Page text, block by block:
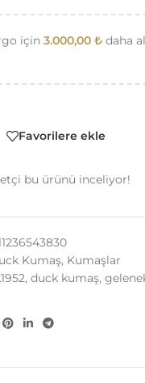
için 3.000,00 ₺daha
Favorilere ekle
bu ürünü inceliyor!
Kumaş, Kumaşlar
, duck kumaş,